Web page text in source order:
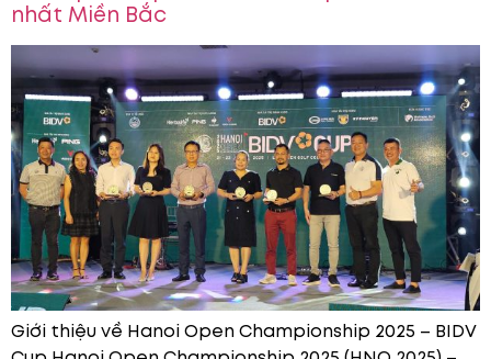
nhất Miền Bắc
Giới thiệu về Hanoi Open Championship 2025 – BIDV